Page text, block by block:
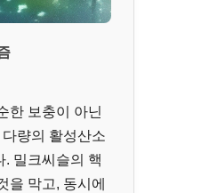
한 보충이 아닌
량의 활성산소
밀크씨슬의 핵
을 막고, 동시에